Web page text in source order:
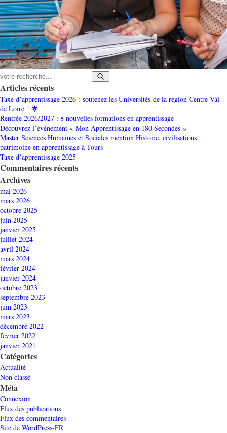
Articles récents
Taxe d’apprentissage 2026 : soutenez les Universités de la région Centre-Val
de Loire ! 🌟
Rentrée 2026/2027 : 8 nouvelles formations en apprentissage
Découvrez l’événement « Mon Apprentissage en 180 Secondes »
Master Sciences Humaines et Sociales mention Histoire, civilisations,
patrimoine en apprentissage à Tours
Taxe d’apprentissage 2025
Commentaires récents
Archives
mai 2026
mars 2026
octobre 2025
juin 2025
janvier 2025
juillet 2024
avril 2024
mars 2024
février 2024
janvier 2024
octobre 2023
septembre 2023
juin 2023
mars 2023
décembre 2022
février 2022
janvier 2021
Catégories
Actualité
Non classé
Méta
Connexion
Flux des publications
Flux des commentaires
Site de WordPress-FR